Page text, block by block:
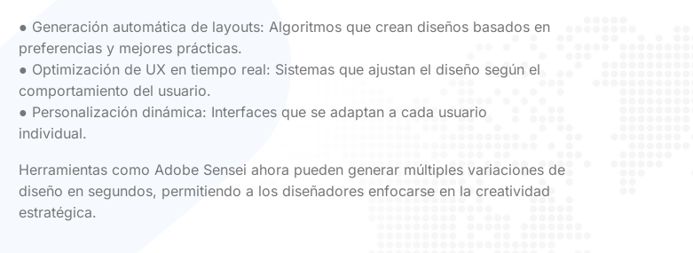
● Generación automática de layouts: Algoritmos que crean diseños basados en
preferencias y mejores prácticas.
● Optimización de UX en tiempo real: Sistemas que ajustan el diseño según el
comportamiento del usuario.
● Personalización dinámica: Interfaces que se adaptan a cada usuario
individual.
Herramientas como Adobe Sensei ahora pueden generar múltiples variaciones de
diseño en segundos, permitiendo a los diseñadores enfocarse en la creatividad
estratégica.